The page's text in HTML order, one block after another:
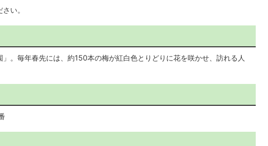
い。
。毎年春先には、約150本の梅が紅白色とりどりに花を咲かせ、訪れる人